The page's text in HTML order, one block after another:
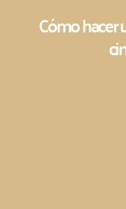
Cómo hacer